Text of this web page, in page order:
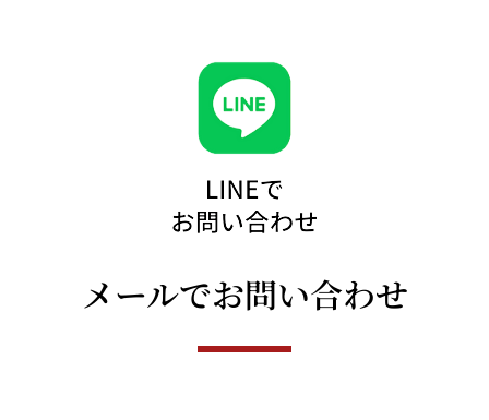
メールでお問い合わせ​